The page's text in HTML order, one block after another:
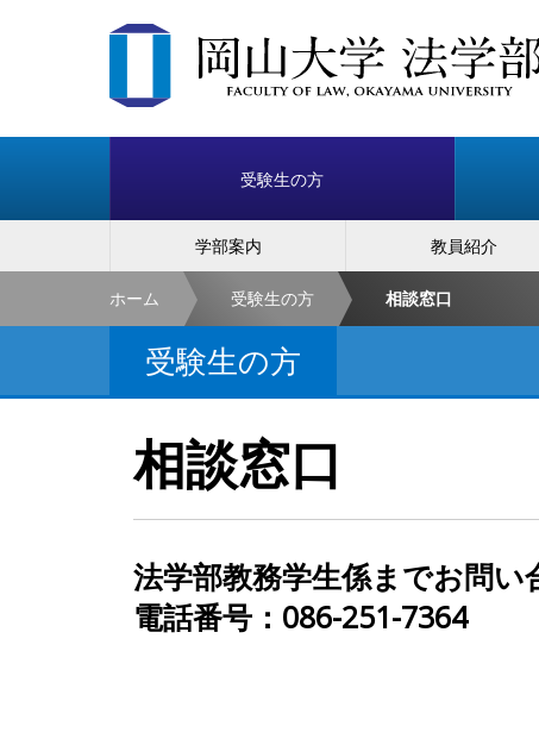
受験生の方
学部案内 教員紹介
ホーム 受験生の方 相談窓口
受験生の方
相談窓口
法学部教務学生係までお問い
電話番号：086-251-7364